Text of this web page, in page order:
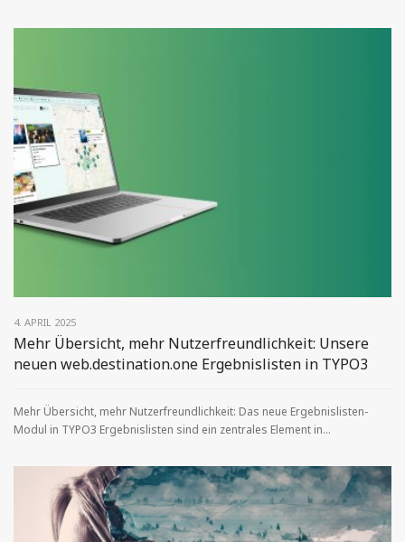
4. APRIL 2025
Mehr Übersicht, mehr Nutzerfreundlichkeit: Unsere
neuen web.destination.one Ergebnislisten in TYPO3
Mehr Übersicht, mehr Nutzerfreundlichkeit: Das neue Ergebnislisten-
Modul in TYPO3 Ergebnislisten sind ein zentrales Element in...